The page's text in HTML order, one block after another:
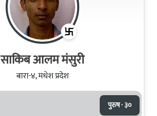
साकिब आलम मंसुरी
बारा-४, मधेश प्रदेश
पुरुष · ३०